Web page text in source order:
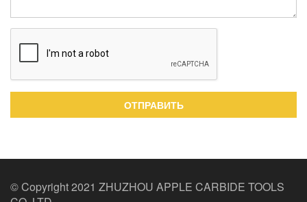
ОТПРАВИТЬ
© Copyright 2021 ZHUZHOU APPLE CARBIDE TOOLS